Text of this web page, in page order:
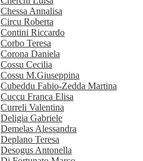
Chessa Annalisa
Circu Roberta
Contini Riccardo
Corbo Teresa
Corona Daniela
Cossu Cecilia
Cossu M.Giuseppina
Cubeddu Fabio-Zedda Martina
Cuccu Franca Elisa
Curreli Valentina
Deligia Gabriele
Demelas Alessandra
Deplano Teresa
Desogus Antonella